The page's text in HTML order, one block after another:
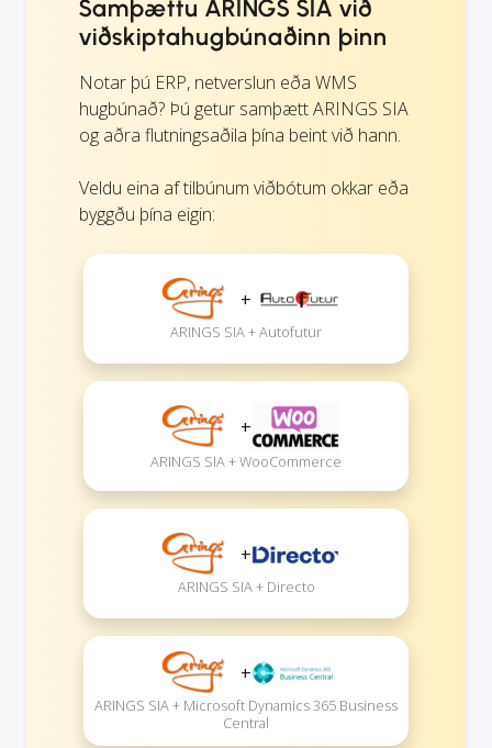
Samþættu ARINGS SIA við
viðskiptahugbúnaðinn þinn
Notar þú ERP, netverslun eða WMS
hugbúnað? Þú getur samþætt ARINGS SIA
og aðra flutningsaðila þína beint við hann.
Veldu eina af tilbúnum viðbótum okkar eða
byggðu þína eigin:
+
ARINGS SIA + Autofutur
+
ARINGS SIA + WooCommerce
+
ARINGS SIA + Directo
+
ARINGS SIA + Microsoft Dynamics 365 Business
Central